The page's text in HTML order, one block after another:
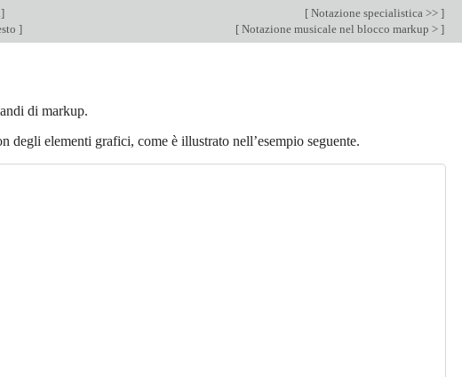
] [ Notazione specialistica >> ]
] [ Notazione musicale nel blocco markup > ]
di markup.
elementi grafici, come è illustrato nell’esempio seguente.